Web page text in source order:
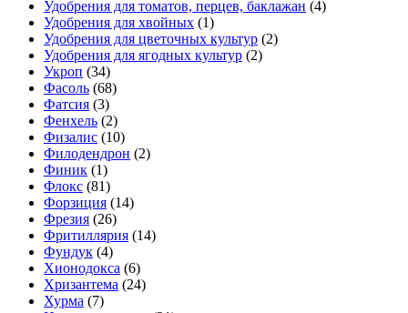
Удобрения для томатов, перцев, баклажан (4)
Удобрения для хвойных (1)
Удобрения для цветочных культур (2)
Удобрения для ягодных культур (2)
Укроп (34)
Фасоль (68)
Фатсия (3)
Фенхель (2)
Физалис (10)
Филодендрон (2)
Финик (1)
Флокс (81)
Форзиция (14)
Фрезия (26)
Фритиллярия (14)
Фундук (4)
Хионодокса (6)
Хризантема (24)
Хурма (7)